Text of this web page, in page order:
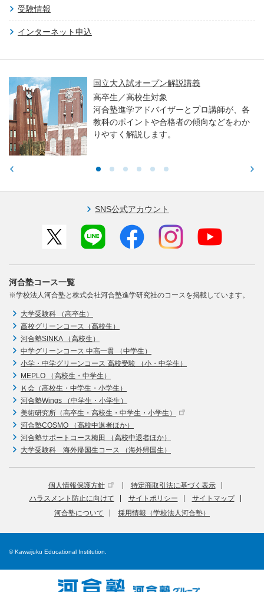
受験情報
インターネット申込
国立大入試オープン解説講義
高卒生／高校生対象
河合塾進学アドバイザーとプロ講師が、各
教科のポイントや合格者の傾向などをわか
りやすく解説します。
SNS公式アカウント
河合塾コース一覧
※学校法人河合塾と株式会社河合塾進学研究社のコースを掲載しています。
大学受験科 （高卒生）
高校グリーンコース（高校生）
河合塾SINKA （高校生）
中学グリーンコース 中高一貫 （中学生）
小学・中学グリーンコース 高校受験 （小・中学生）
MEPLO （高校生・中学生）
Ｋ会（高校生・中学生・小学生）
河合塾Wings （中学生・小学生）
美術研究所（高卒生・高校生・中学生・小学生）
河合塾COSMO （高校中退者ほか）
河合塾サポートコース梅田 （高校中退者ほか）
大学受験科 海外帰国生コース （海外帰国生）
個人情報保護方針
特定商取引法に基づく表示
ハラスメント防止に向けて
サイトポリシー
サイトマップ
河合塾について
採用情報（学校法人河合塾）
© Kawaijuku Educational Institution.